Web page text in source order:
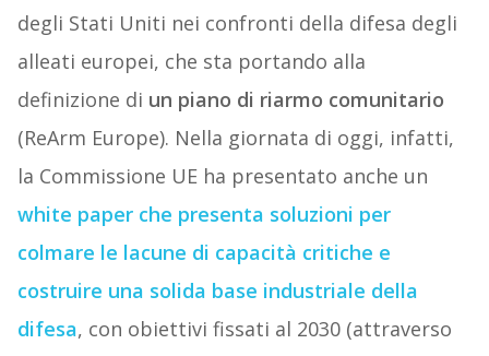
degli Stati Uniti nei confronti della difesa degli
alleati europei, che sta portando alla
definizione di un piano di riarmo comunitario
(ReArm Europe). Nella giornata di oggi, infatti,
la Commissione UE ha presentato anche un
white paper che presenta soluzioni per
colmare le lacune di capacità critiche e
costruire una solida base industriale della
difesa, con obiettivi fissati al 2030 (attraverso